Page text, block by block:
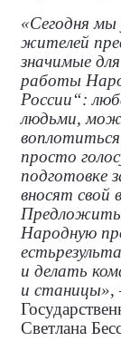
«Сегодня мы
жителей
значимые
работы
России“:
людьми,
просто
подготовке
вносят свой
Предложить
Народную
и делать
и станицы»,
Светлана